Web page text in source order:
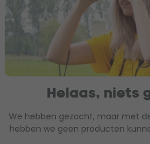
Helaas, niets
We hebben gezocht, maar met
hebben we geen producten